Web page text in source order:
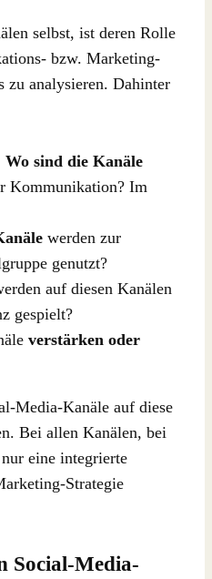
selbst, ist deren Rolle
bzw. Marketing-
zu analysieren. Dahinter
Wo sind die Kanäle
Kommunikation? Im
werden zur
genutzt?
auf diesen Kanälen
gespielt?
verstärken oder
Media-Kanäle auf diese
Bei allen Kanälen, bei
eine integrierte
Strategie
Social-Media-